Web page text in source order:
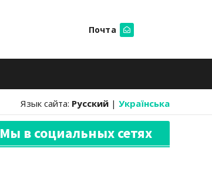
Почта
Язык сайта: Русский | Українська
Мы в социальных сетях